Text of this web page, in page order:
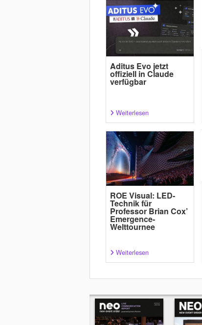
Aditus Evo jetzt
offiziell in Claude
verfügbar
Weiterlesen
ROE Visual: LED-
Technik für
Professor Brian Cox’
Emergence-
Welttournee
Weiterlesen